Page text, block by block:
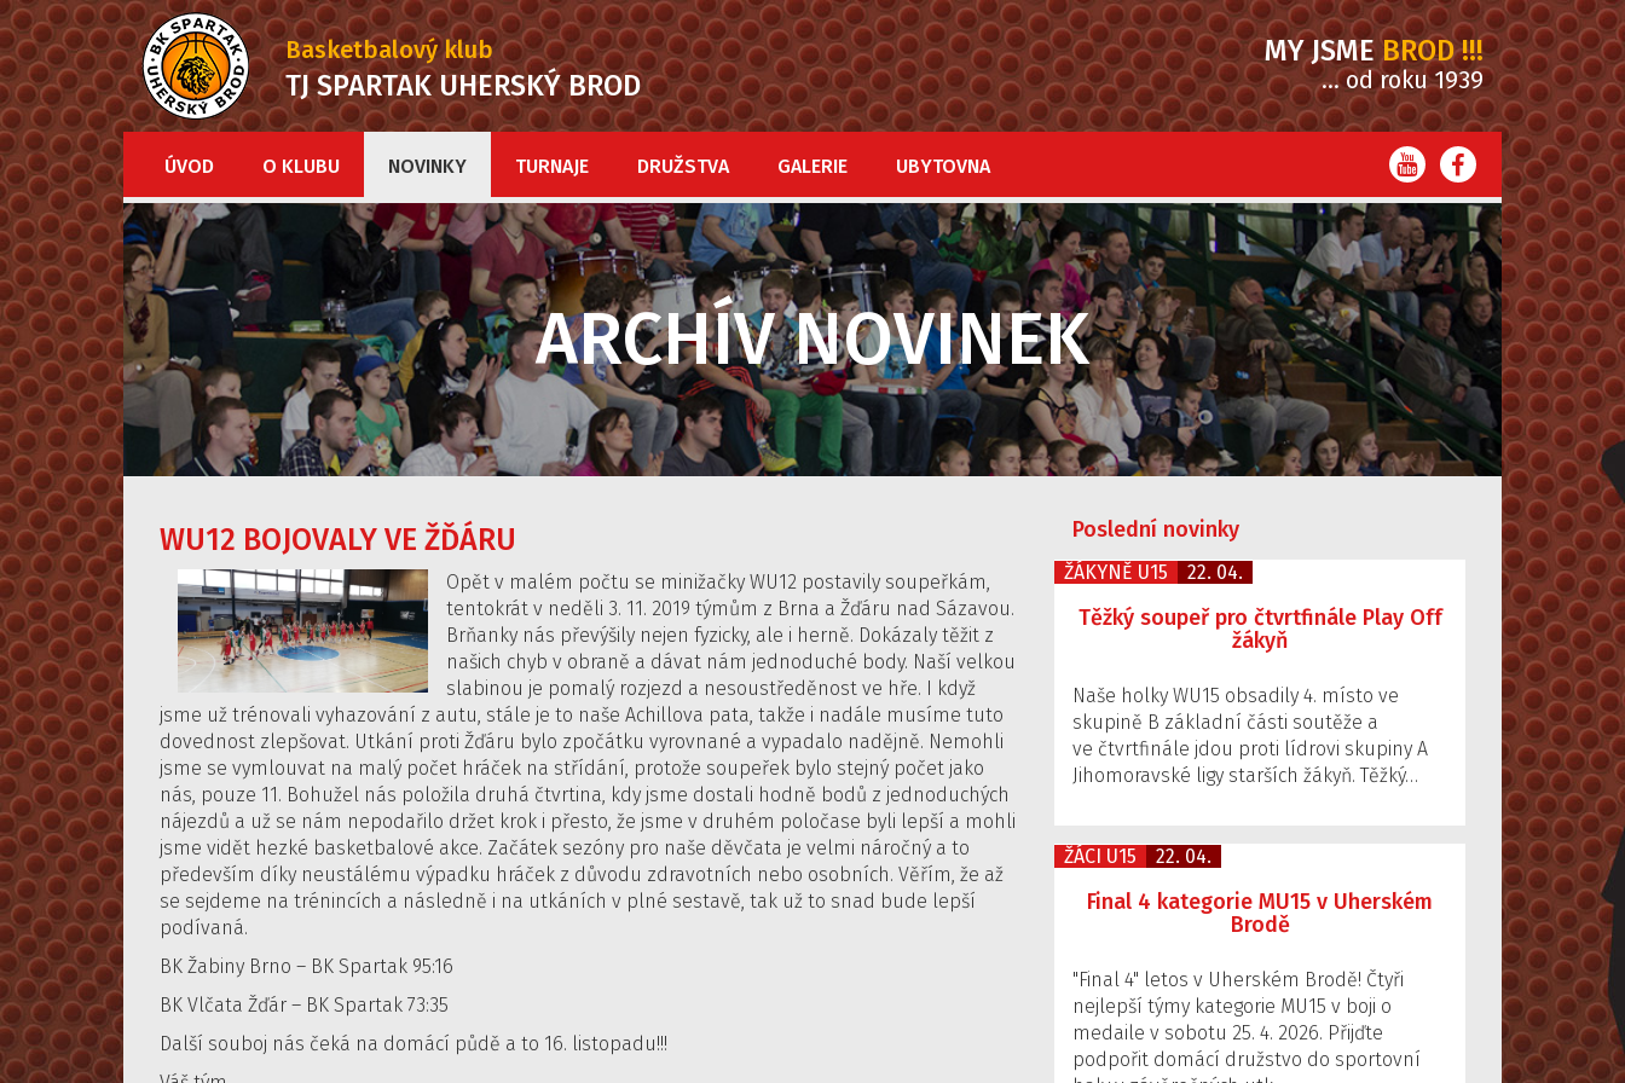
Basketbalový klub
TJ SPARTAK UHERSKÝ BROD
MY JSMEBROD !!!
... od roku 1939
ÚVOD O KLUBU NOVINKY TURNAJE DRUŽSTVA GALERIE UBYTOVNA
ARCHÍV NOVINEK
WU12 BOJOVALY VE ŽĎÁRU
Opět v malém počtu se minižačky WU12 postavily soupeřkám,
tentokrát v neděli 3. 11. 2019 týmům z Brna a Žďáru nad Sázavou.
Brňanky nás převýšily nejen fyzicky, ale i herně. Dokázaly těžit z
našich chyb v obraně a dávat nám jednoduché body. Naší velkou
slabinou je pomalý rozjezd a nesoustředěnost ve hře. I když
jsme už trénovali vyhazování z autu, stále je to naše Achillova pata, takže i nadále musíme tuto
dovednost zlepšovat. Utkání proti Žďáru bylo zpočátku vyrovnané a vypadalo nadějně. Nemohli
jsme se vymlouvat na malý počet hráček na střídání, protože soupeřek bylo stejný počet jako
nás, pouze 11. Bohužel nás položila druhá čtvrtina, kdy jsme dostali hodně bodů z jednoduchých
nájezdů a už se nám nepodařilo držet krok i přesto, že jsme v druhém poločase byli lepší a mohli
jsme vidět hezké basketbalové akce. Začátek sezóny pro naše děvčata je velmi náročný a to
především díky neustálému výpadku hráček z důvodu zdravotních nebo osobních. Věřím, že až
se sejdeme na trénincích a následně i na utkáních v plné sestavě, tak už to snad bude lepší
podívaná.
BK Žabiny Brno – BK Spartak 95:16
BK Vlčata Žďár – BK Spartak 73:35
Další souboj nás čeká na domácí půdě a to 16. listopadu!!!
Poslední novinky
ŽÁKYNĚ U15 22. 04.
Těžký soupeř pro čtvrtfinále Play Off
žákyň
Naše holky WU15 obsadily 4. místo ve
skupině B základní části soutěže a
ve čtvrtfinále jdou proti lídrovi skupiny A
Jihomoravské ligy starších žákyň. Těžký…
ŽÁCI U15 22. 04.
Final 4 kategorie MU15 v Uherském
Brodě
"Final 4" letos v Uherském Brodě! Čtyři
nejlepší týmy kategorie MU15 v boji o
medaile v sobotu 25. 4. 2026. Přijďte
podpořit domácí družstvo do sportovní